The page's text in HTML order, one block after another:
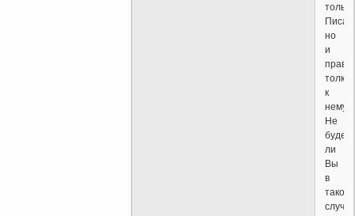
только
но
и
к
нему.
Не
ли
Вы
в
таком
случае